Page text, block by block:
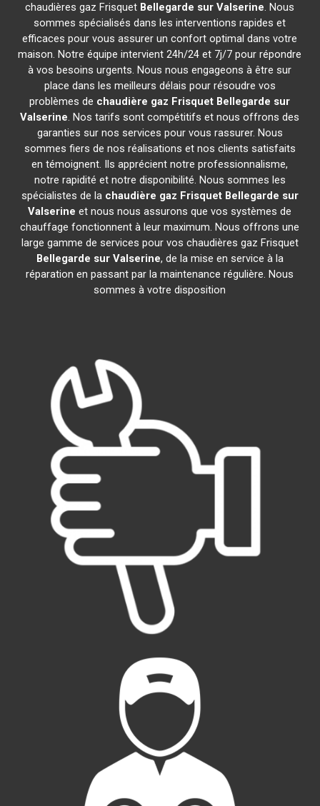
chaudières gaz Frisquet Bellegarde sur Valserine. Nous
sommes spécialisés dans les interventions rapides et
efficaces pour vous assurer un confort optimal dans votre
maison. Notre équipe intervient 24h/24 et 7j/7 pour répondre
à vos besoins urgents. Nous nous engageons à être sur
place dans les meilleurs délais pour résoudre vos
problèmes de chaudière gaz Frisquet Bellegarde sur
Valserine. Nos tarifs sont compétitifs et nous offrons des
garanties sur nos services pour vous rassurer. Nous
sommes fiers de nos réalisations et nos clients satisfaits
en témoignent. Ils apprécient notre professionnalisme,
notre rapidité et notre disponibilité. Nous sommes les
spécialistes de la chaudière gaz Frisquet Bellegarde sur
Valserine et nous nous assurons que vos systèmes de
chauffage fonctionnent à leur maximum. Nous offrons une
large gamme de services pour vos chaudières gaz Frisquet
Bellegarde sur Valserine, de la mise en service à la
réparation en passant par la maintenance régulière. Nous
sommes à votre disposition